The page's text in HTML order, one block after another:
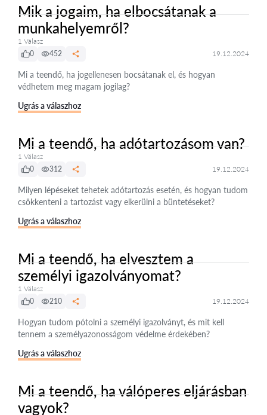
Mik a jogaim, ha elbocsátanak a
munkahelyemről?
1 Válasz
0
452 19.12.2024
Mi a teendő, ha jogellenesen bocsátanak el, és hogyan
védhetem meg magam jogilag?
Ugrás a válaszhoz
Mi a teendő, ha adótartozásom van?
1 Válasz
0
312 19.12.2024
Milyen lépéseket tehetek adótartozás esetén, és hogyan tudom
csökkenteni a tartozást vagy elkerülni a büntetéseket?
Ugrás a válaszhoz
Mi a teendő, ha elvesztem a
személyi igazolványomat?
1 Válasz
0
210 19.12.2024
Hogyan tudom pótolni a személyi igazolványt, és mit kell
tennem a személyazonosságom védelme érdekében?
Ugrás a válaszhoz
Mi a teendő, ha válóperes eljárásban
vagyok?